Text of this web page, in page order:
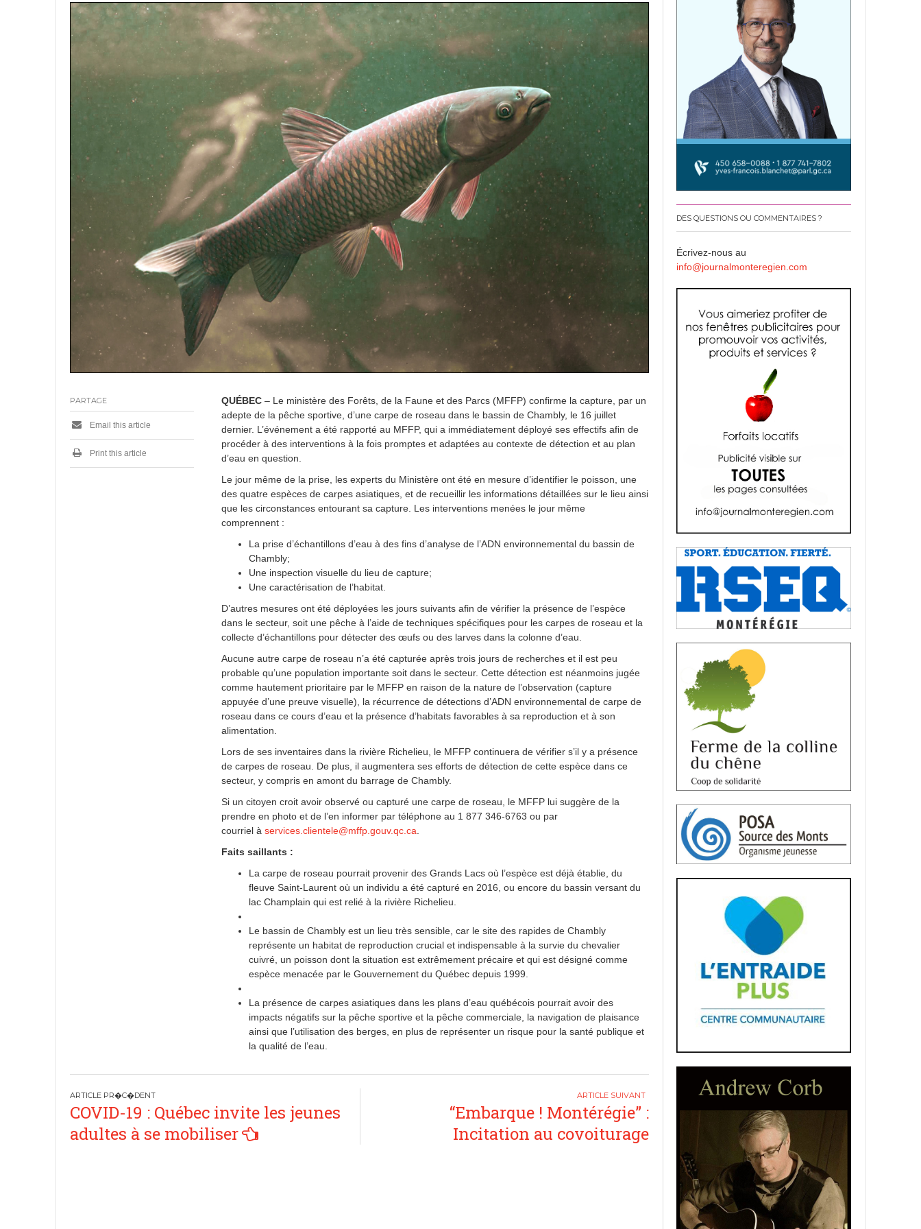
QUÉBEC – Le ministère des Forêts, de la Faune et des Parcs (MFFP) confirme la capture, par un
adepte de la pêche sportive, d’une carpe de roseau dans le bassin de Chambly, le 16 juillet
dernier. L’événement a été rapporté au MFFP, qui a immédiatement déployé ses effectifs afin de
procéder à des interventions à la fois promptes et adaptées au contexte de détection et au plan
d’eau en question.
Le jour même de la prise, les experts du Ministère ont été en mesure d’identifier le poisson, une
des quatre espèces de carpes asiatiques, et de recueillir les informations détaillées sur le lieu ainsi
que les circonstances entourant sa capture. Les interventions menées le jour même
comprennent :
La prise d’échantillons d’eau à des fins d’analyse de l’ADN environnemental du bassin de
Chambly;
Une inspection visuelle du lieu de capture;
Une caractérisation de l’habitat.
D’autres mesures ont été déployées les jours suivants afin de vérifier la présence de l’espèce
dans le secteur, soit une pêche à l’aide de techniques spécifiques pour les carpes de roseau et la
collecte d’échantillons pour détecter des œufs ou des larves dans la colonne d’eau.
Aucune autre carpe de roseau n’a été capturée après trois jours de recherches et il est peu
probable qu’une population importante soit dans le secteur. Cette détection est néanmoins jugée
comme hautement prioritaire par le MFFP en raison de la nature de l’observation (capture
appuyée d’une preuve visuelle), la récurrence de détections d’ADN environnemental de carpe de
roseau dans ce cours d’eau et la présence d’habitats favorables à sa reproduction et à son
alimentation.
Lors de ses inventaires dans la rivière Richelieu, le MFFP continuera de vérifier s’il y a présence
de carpes de roseau. De plus, il augmentera ses efforts de détection de cette espèce dans ce
secteur, y compris en amont du barrage de Chambly.
Si un citoyen croit avoir observé ou capturé une carpe de roseau, le MFFP lui suggère de la
prendre en photo et de l’en informer par téléphone au 1 877 346-6763 ou par
courriel àservices.clientele@mffp.gouv.qc.ca
Faits saillants :
La carpe de roseau pourrait provenir des Grands Lacs où l’espèce est déjà établie, du
fleuve Saint-Laurent où un individu a été capturé en 2016, ou encore du bassin versant du
lac Champlain qui est relié à la rivière Richelieu.
Le bassin de Chambly est un lieu très sensible, car le site des rapides de Chambly
représente un habitat de reproduction crucial et indispensable à la survie du chevalier
cuivré, un poisson dont la situation est extrêmement précaire et qui est désigné comme
espèce menacée par le Gouvernement du Québec depuis 1999.
La présence de carpes asiatiques dans les plans d’eau québécois pourrait avoir des
impacts négatifs sur la pêche sportive et la pêche commerciale, la navigation de plaisance
ainsi que l’utilisation des berges, en plus de représenter un risque pour la santé publique et
la qualité de l’eau.
PARTAGE
Email this article
Print this article
P
o
COVID-19 : Québec invite les jeunes
adultes à se mobiliser
“Embarque ! Montérégie” :
Incitation au covoiturage
DES QUESTIONS OU COMMENTAIRES ?
Écrivez-nous au
info@journalmonteregien.com